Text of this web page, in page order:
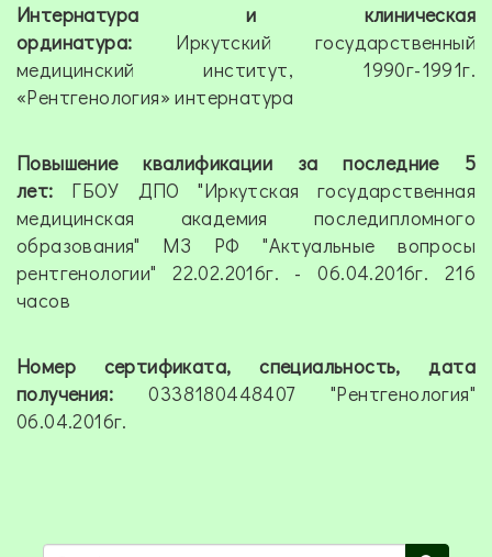
Интернатура и клиническая
ординатура: Иркутский государственный
медицинский институт, 1990г-1991г.
«Рентгенология» интернатура
Повышение квалификации за последние 5
лет: ГБОУ ДПО "Иркутская государственная
медицинская академия последипломного
образования" МЗ РФ "Актуальные вопросы
рентгенологии" 22.02.2016г. - 06.04.2016г. 216
часов
Номер сертификата, специальность, дата
получения: 0338180448407 "Рентгенология"
06.04.2016г.